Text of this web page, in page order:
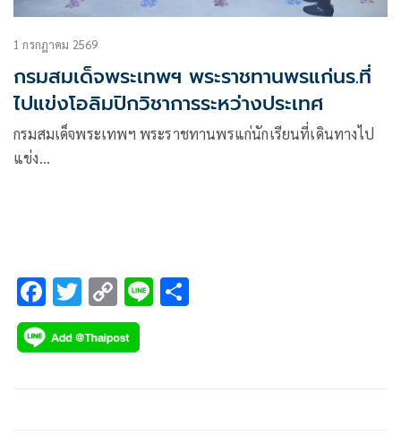
1 กรกฎาคม 2569
กรมสมเด็จพระเทพฯ พระราชทานพรแก่นร.ที่
ไปแข่งโอลิมปิกวิชาการระหว่างประเทศ
กรมสมเด็จพระเทพฯ พระราชทานพรแก่นักเรียนที่เดินทางไป
แข่ง…
F
ac
e
T
wi
tt
C
o
p
Li